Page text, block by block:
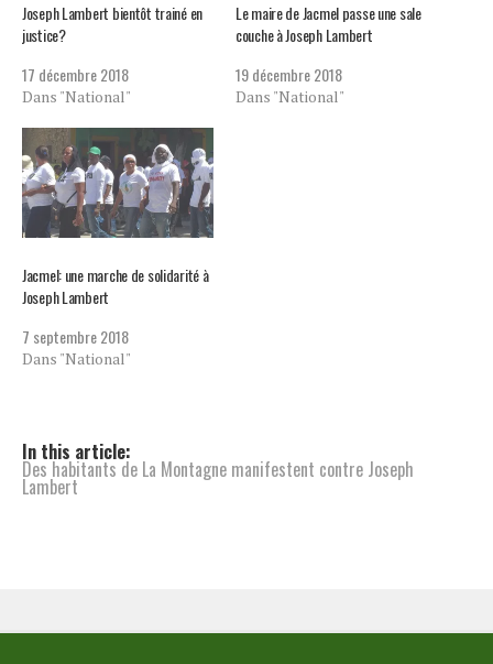
Joseph Lambert bientôt trainé en
justice?
17 décembre 2018
Dans "National"
Le maire de Jacmel passe une sale
couche à Joseph Lambert
19 décembre 2018
Dans "National"
Jacmel: une marche de solidarité à
Joseph Lambert
7 septembre 2018
Dans "National"
In this article:
Des habitants de La Montagne manifestent contre Joseph
Lambert